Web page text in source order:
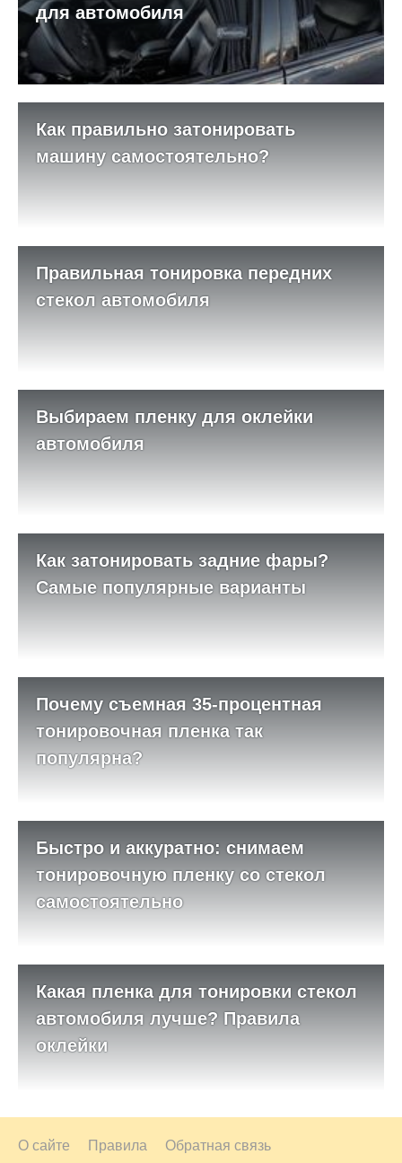
для автомобиля
Как правильно затонировать
машину самостоятельно?
Правильная тонировка передних
стекол автомобиля
Выбираем пленку для оклейки
автомобиля
Как затонировать задние фары?
Самые популярные варианты
Почему съемная 35-процентная
тонировочная пленка так
популярна?
Быстро и аккуратно: снимаем
тонировочную пленку со стекол
самостоятельно
Какая пленка для тонировки стекол
автомобиля лучше? Правила
оклейки
О сайте Правила Обратная связь